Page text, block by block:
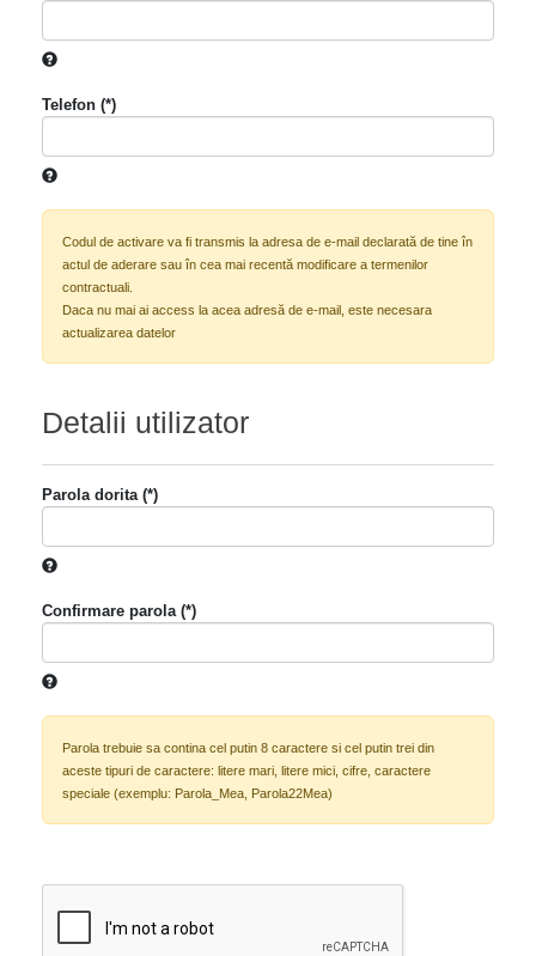
Telefon (*)
Codul de activare va fi transmis la adresa de e-mail declarată de tine în
actul de aderare sau în cea mai recentă modificare a termenilor
contractuali.
Daca nu mai ai access la acea adresă de e-mail, este necesara
actualizarea datelor
Detalii utilizator
Parola dorita (*)
Confirmare parola (*)
Parola trebuie sa contina cel putin 8 caractere si cel putin trei din
aceste tipuri de caractere: litere mari, litere mici, cifre, caractere
speciale (exemplu: Parola_Mea, Parola22Mea)